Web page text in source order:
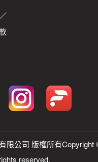
／
限公司 版權所有Copyright
reserved.